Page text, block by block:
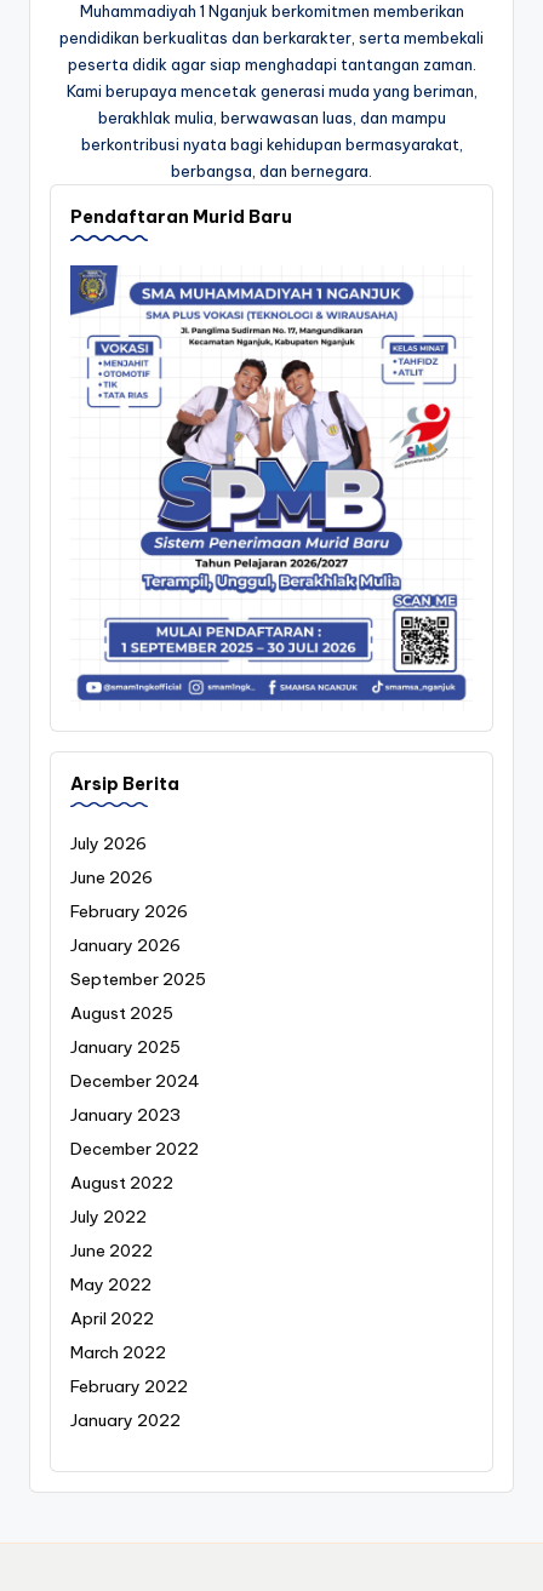
Muhammadiyah 1 Nganjuk berkomitmen memberikan
pendidikan berkualitas dan berkarakter, serta membekali
peserta didik agar siap menghadapi tantangan zaman.
Kami berupaya mencetak generasi muda yang beriman,
berakhlak mulia, berwawasan luas, dan mampu
berkontribusi nyata bagi kehidupan bermasyarakat,
berbangsa, dan bernegara.
Pendaftaran Murid Baru
Arsip Berita
July 2026
June 2026
February 2026
January 2026
September 2025
August 2025
January 2025
December 2024
January 2023
December 2022
August 2022
July 2022
June 2022
May 2022
April 2022
March 2022
February 2022
January 2022